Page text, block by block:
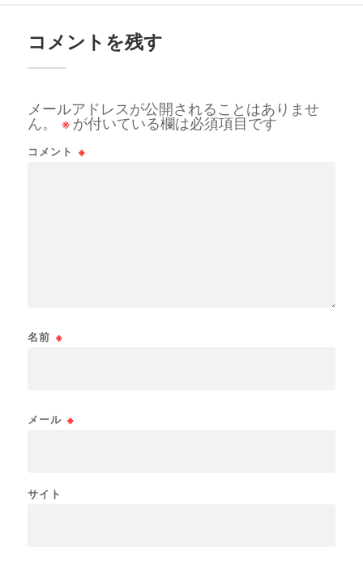
コメントを残す
メールアドレスが公開されることはありませ
ん。
※ が付いている欄は必須項目です
コメント ※
名前 ※
メール ※
サイト